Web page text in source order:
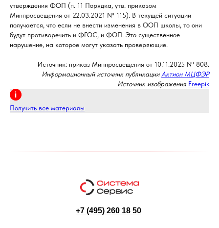
утверждения ФОП (п. 11 Порядка, утв. приказом
Минпросвещения от 22.03.2021 № 115). В текущей ситуации
получается, что если не внести изменения в ООП школы, то они
будут противоречить и ФГОС, и ФОП. Это существенное
нарушение, на которое могут указать проверяющие.
Источник: приказ Минпросвещения от 10.11.2025 № 808.
Информационный источник публикации Актион МЦФЭР
Источник изображения Freepik
Получить все материалы
+7 (495) 260 18 50